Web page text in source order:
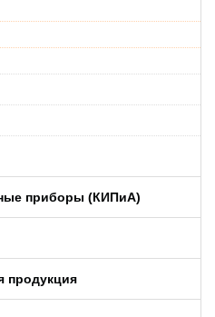
приборы (КИПиA)
продукция